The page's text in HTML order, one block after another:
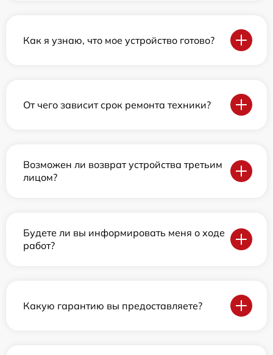
Как я узнаю, что мое устройство готово?
От чего зависит срок ремонта техники?
Возможен ли возврат устройства третьим
лицом?
Будете ли вы информировать меня о ходе
работ?
Какую гарантию вы предоставляете?